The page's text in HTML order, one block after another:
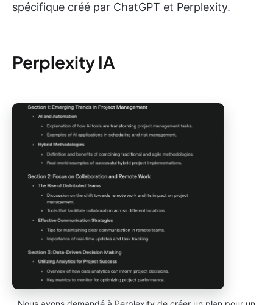
spécifique créé par ChatGPT et Perplexity.
Perplexity IA